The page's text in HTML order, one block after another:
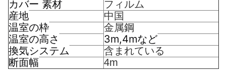
カバー 素材
フィルム
産地 中国
温室の枠 金属鋼
温室の高さ
3m,4mなど
換気システム
含まれている
断面幅 4m